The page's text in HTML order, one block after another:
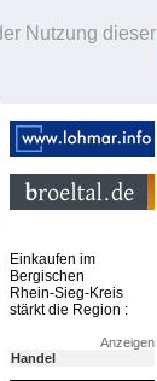
Nutzung dieser
Einkaufen im
Bergischen
Rhein-Sieg-Kreis
stärkt die Region :
Anzeigen
Handel